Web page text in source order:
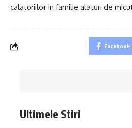
calatoriilor in familie alaturi de
Facebook
Ultimele Stiri